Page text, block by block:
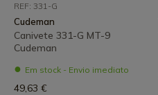
REF: 331-G
Cudeman
Canivete 331-G MT-9
Cudeman
Em stock - Envio imediato
49,63 €